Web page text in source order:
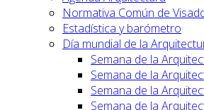
Normativa Común de
Estadística y barómetro
Día mundial de la
Semana de la
Semana de la
Semana de la
Semana de la